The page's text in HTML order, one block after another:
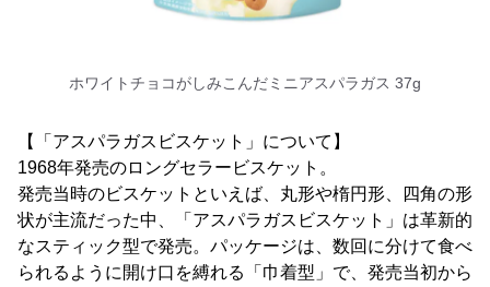
ホワイトチョコがしみこんだミニアスパラガス 37g
【「アスパラガスビスケット」について】
1968年発売のロングセラービスケット。
発売当時のビスケットといえば、丸形や楕円形、四角の形
状が主流だった中、「アスパラガスビスケット」は革新的
なスティック型で発売。パッケージは、数回に分けて食べ
られるように開け口を縛れる「巾着型」で、発売当初から